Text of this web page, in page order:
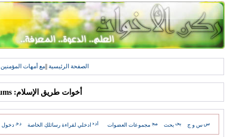
الصفحة الرئيسية مع أمهات المؤمنين
أخوات طريق الإسلام: Forums
س و ج بحث مجموعات العضوات ادخلي لقراءة رسائلكِ الخاصة دخول